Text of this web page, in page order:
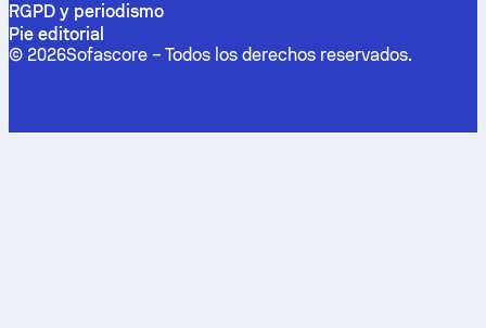
RGPD y periodismo
Pie editorial
© 2026Sofascore – Todos los derechos reservados.